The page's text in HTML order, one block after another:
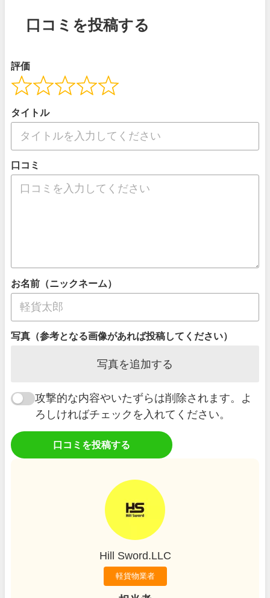
口コミを投稿する
評価
タイトル
口コミ
お名前（ニックネーム）
写真（参考となる画像があれば投稿してください）
写真を追加する
攻撃的な内容やいたずらは削除されます。よ
ろしければチェックを入れてください。
口コミを投稿する
Hill Sword.LLC
軽貨物業者